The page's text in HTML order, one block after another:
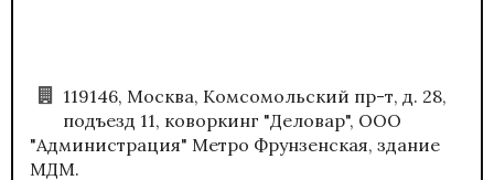
119146, Москва, Комсомольский пр-т, д. 28,
подъезд 11, коворкинг "Деловар", ООО
"Администрация" Метро Фрунзенская, здание
МДМ.